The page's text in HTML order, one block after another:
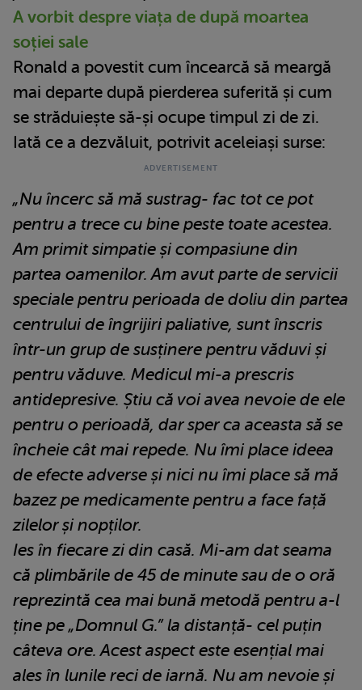
A vorbit despre viața de după moartea
soției sale
Ronald a povestit cum încearcă să meargă
mai departe după pierderea suferită și cum
se străduiește să-și ocupe timpul zi de zi.
Iată ce a dezvăluit, potrivit aceleiași surse:
„Nu încerc să mă sustrag- fac tot ce pot
pentru a trece cu bine peste toate acestea.
Am primit simpatie și compasiune din
partea oamenilor. Am avut parte de servicii
speciale pentru perioada de doliu din partea
centrului de îngrijiri paliative, sunt înscris
într-un grup de susținere pentru văduvi și
pentru văduve. Medicul mi-a prescris
antidepresive. Știu că voi avea nevoie de ele
pentru o perioadă, dar sper ca aceasta să se
încheie cât mai repede. Nu îmi place ideea
de efecte adverse și nici nu îmi place să mă
bazez pe medicamente pentru a face față
zilelor și nopților.
Ies în fiecare zi din casă. Mi-am dat seama
că plimbările de 45 de minute sau de o oră
reprezintă cea mai bună metodă pentru a-l
ține pe „Domnul G.” la distanță- cel puțin
câteva ore. Acest aspect este esențial mai
ales în lunile reci de iarnă. Nu am nevoie și